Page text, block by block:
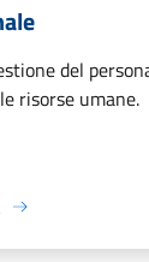
del
risorse umane.